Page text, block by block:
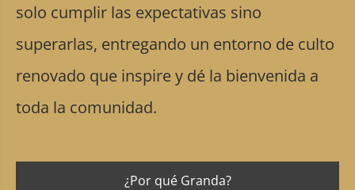
solo cumplir las expectativas sino
superarlas, entregando un entorno de culto
renovado que inspire y dé la bienvenida a
toda la comunidad.
¿Por qué Granda?